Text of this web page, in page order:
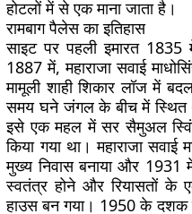
होटलों में से एक माना जाता है।
रामबाग पैलेस का इतिहास
साइट पर पहली इमारत 1835
1887 में, महाराजा सवाई
मामूली शाही शिकार लॉज में
समय घने जंगल के बीच में स्थित
इसे एक महल में सर सैमुअल
किया गया था। महाराजा सवाई
मुख्य निवास बनाया और
स्वतंत्र होने और रियासतों के
हाउस बन गया। 1950 के दशक